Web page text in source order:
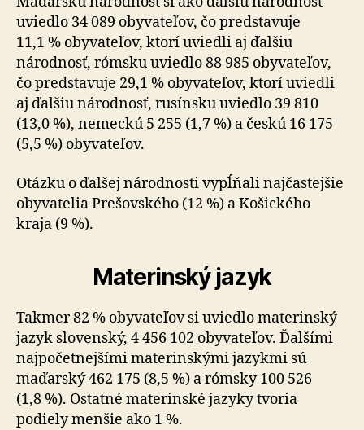
uviedlo 34 089 obyvateľov, čo predstavuje
11,1 % obyvateľov, ktorí uviedli aj ďalšiu
národnosť, rómsku uviedlo 88 985 obyvateľov,
čo predstavuje 29,1 % obyvateľov, ktorí uviedli
aj ďalšiu národnosť, rusínsku uviedlo 39 810
(13,0 %), nemeckú 5 255 (1,7 %) a českú 16 175
(5,5 %) obyvateľov.
Otázku o ďalšej národnosti vypĺňali najčastejšie
obyvatelia Prešovského (12 %) a Košického
kraja (9 %).
Materinský jazyk
Takmer 82 % obyvateľov si uviedlo materinský
jazyk slovenský, 4 456 102 obyvateľov. Ďalšími
najpočetnejšími materinskými jazykmi sú
maďarský 462 175 (8,5 %) a rómsky 100 526
(1,8 %). Ostatné materinské jazyky tvoria
podiely menšie ako 1 %.